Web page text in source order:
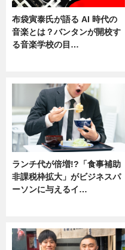
布袋寅泰氏が語る AI 時代の
音楽とは？バンタンが開校す
る音楽学校の目…
ランチ代が倍増!?「食事補助
非課税枠拡大」がビジネスパ
ーソンに与えるイ…